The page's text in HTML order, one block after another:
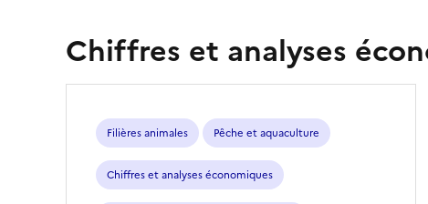
Chiffres et analyses
Filières animales Pêche et aquaculture
Chiffres et analyses économiques